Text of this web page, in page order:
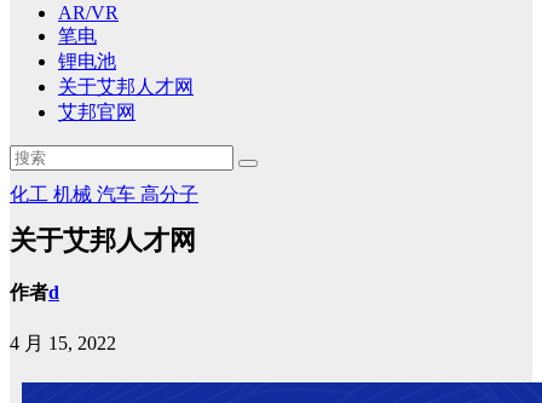
AR/VR
笔电
锂电池
关于艾邦人才网
艾邦官网
化工 机械 汽车 高分子
关于艾邦人才网
作者d
4 月 15, 2022